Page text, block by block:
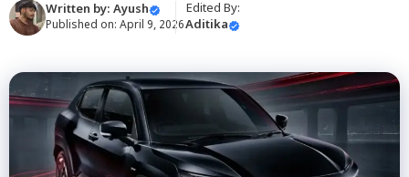
Written by: Ayush
Published on: April 9, 2026
Edited By:
Aditika